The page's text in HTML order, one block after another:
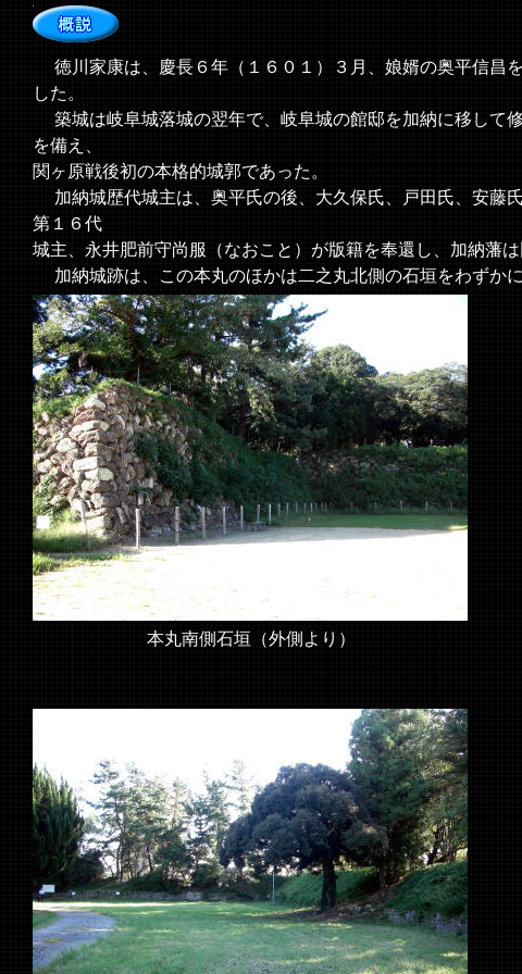
徳川家康は、慶長６年（１６０１）３月、娘婿の奥平信昌
した。
築城は岐阜城落城の翌年で、岐阜城の館邸を加納に移して
を備え、
関ヶ原戦後初の本格的城郭であった。
加納城歴代城主は、奥平氏の後、大久保氏、戸田氏、安藤
第１６代
城主、永井肥前守尚服（なおこと）が版籍を奉還し、加納藩
加納城跡は、この本丸のほかは二之丸北側の石垣をわずかに
＜現地案内板より＞
本丸南側石垣（外側より）